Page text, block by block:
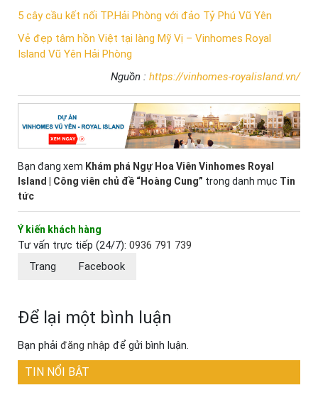
5 cây cầu kết nối TP.Hải Phòng với đảo Tỷ Phú Vũ Yên
Vẻ đẹp tâm hồn Việt tại làng Mỹ Vị – Vinhomes Royal
Island Vũ Yên Hải Phòng
Nguồn : https://vinhomes-royalisland.vn/
Bạn đang xem Khám phá Ngự Hoa Viên Vinhomes Royal
Island | Công viên chủ đề “Hoàng Cung” trong danh mục Tin
tức
Ý kiến khách hàng
Tư vấn trực tiếp (24/7): 0936 791 739
Trang
Facebook
Để lại một bình luận
Bạn phải đăng nhập để gửi bình luận.
TIN NỔI BẬT